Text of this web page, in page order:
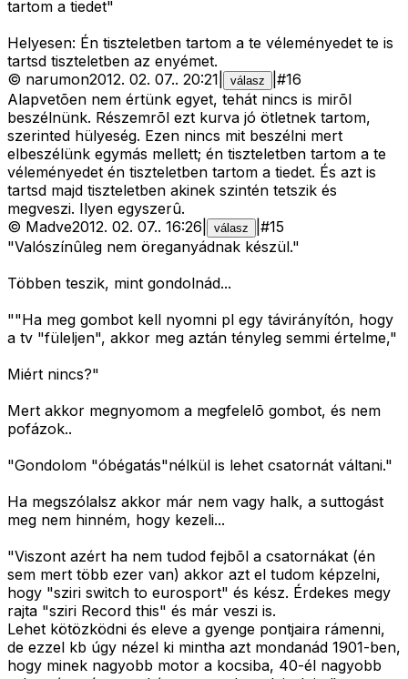
tartom a tiedet"
Helyesen: Én tiszteletben tartom a te véleményedet te is
tartsd tiszteletben az enyémet.
© narumon2012. 02. 07.. 20:21 válasz #16
Alapvetõen nem értünk egyet, tehát nincs is mirõl
beszélnünk. Részemrõl ezt kurva jó ötletnek tartom,
szerinted hülyeség. Ezen nincs mit beszélni mert
elbeszélünk egymás mellett; én tiszteletben tartom a te
véleményedet én tiszteletben tartom a tiedet. És azt is
tartsd majd tiszteletben akinek szintén tetszik és
megveszi. Ilyen egyszerû.
© Madve2012. 02. 07.. 16:26 válasz #15
"Valószínûleg nem öreganyádnak készül."
Többen teszik, mint gondolnád...
""Ha meg gombot kell nyomni pl egy távirányítón, hogy
a tv "füleljen", akkor meg aztán tényleg semmi értelme,"
Miért nincs?"
Mert akkor megnyomom a megfelelõ gombot, és nem
pofázok..
"Gondolom "óbégatás"nélkül is lehet csatornát váltani."
Ha megszólalsz akkor már nem vagy halk, a suttogást
meg nem hinném, hogy kezeli...
"Viszont azért ha nem tudod fejbõl a csatornákat (én
sem mert több ezer van) akkor azt el tudom képzelni,
hogy "sziri switch to eurosport" és kész. Érdekes megy
rajta "sziri Record this" és már veszi is.
Lehet kötözködni és eleve a gyenge pontjaira rámenni,
de ezzel kb úgy nézel ki mintha azt mondanád 1901-ben,
hogy minek nagyobb motor a kocsiba, 40-él nagyobb